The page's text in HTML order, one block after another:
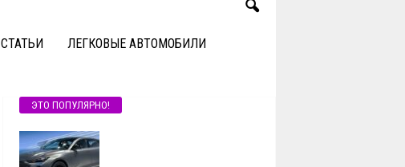
СТАТЬИ ЛЕГКОВЫЕ АВТОМОБИЛИ
ЭТО ПОПУЛЯРНО!